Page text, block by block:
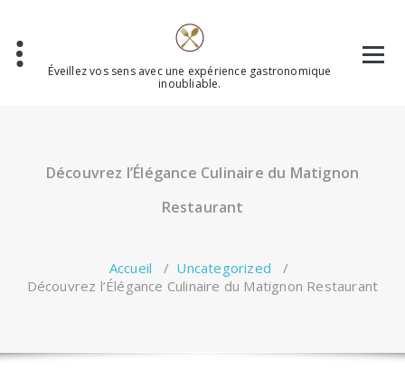
contenu
Éveillez vos sens avec une expérience gastronomique
inoubliable.
Découvrez l’Élégance Culinaire du Matignon
Restaurant
Accueil / Uncategorized /
Découvrez l’Élégance Culinaire du Matignon Restaurant